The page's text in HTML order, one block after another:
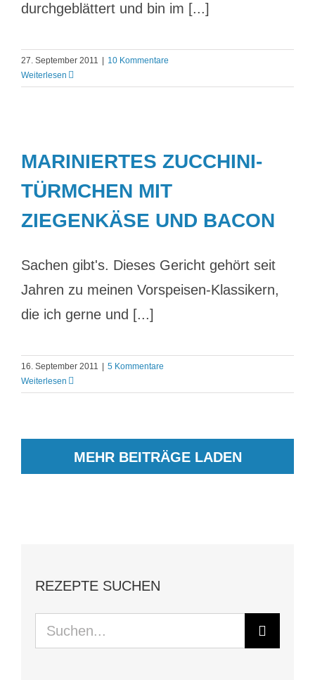
durchgeblättert und bin im [...]
27. September 2011
10 Kommentare
Weiterlesen
MARINIERTES ZUCCHINI-
TÜRMCHEN MIT
ZIEGENKÄSE UND BACON
Sachen gibt's. Dieses Gericht gehört seit
Jahren zu meinen Vorspeisen-Klassikern,
die ich gerne und [...]
16. September 2011
5 Kommentare
Weiterlesen
MEHR BEITRÄGE LADEN
REZEPTE SUCHEN
Suche
nach: